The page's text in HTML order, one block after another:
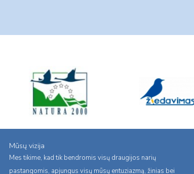
Mūsų vizija
Mes tikime, kad tik bendromis visų draugijos narių
pastangomis, apjungus visų mūsų entuziazmą, žinias bei